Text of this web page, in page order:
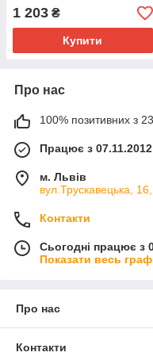
1 203 ₴
Купити
Про нас
100% позитивних з 23
Працює з 07.11.2012
м. Львів
вул.Трускавецька,
Контакти
Сьогодні працює з
Показати весь
Про нас
Контакти